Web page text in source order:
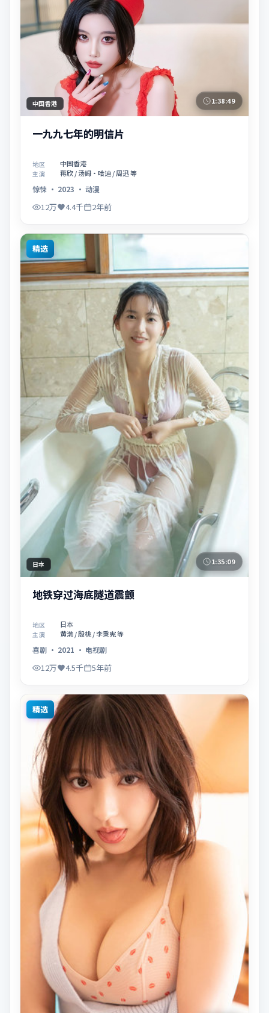
中国香港 1:38:49
一九九七年的明信片
地区 中国香港
主演 蒋欣 / 汤姆·哈迪 / 周迅 等
惊悚 · 2023 · 动漫
12万 4.4千 2年前
精选
日本 1:35:09
地铁穿过海底隧道震颤
地区 日本
主演 黄渤 / 殷桃 / 李秉宪 等
喜剧 · 2021 · 电视剧
12万 4.5千 5年前
精选